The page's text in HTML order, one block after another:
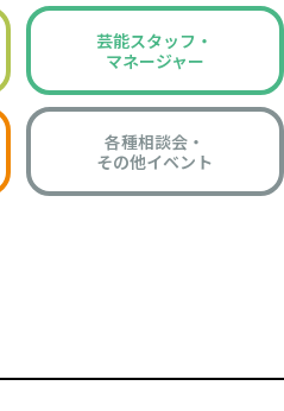
芸能スタッフ・
マネージャー
各種相談会・
その他イベント